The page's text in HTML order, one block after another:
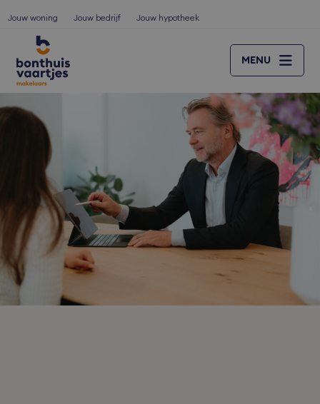
Jouw woning Jouw bedrijf Jouw hypotheek
MENU